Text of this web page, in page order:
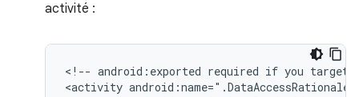
activité :
<!-- android:exported required if you target
<activity